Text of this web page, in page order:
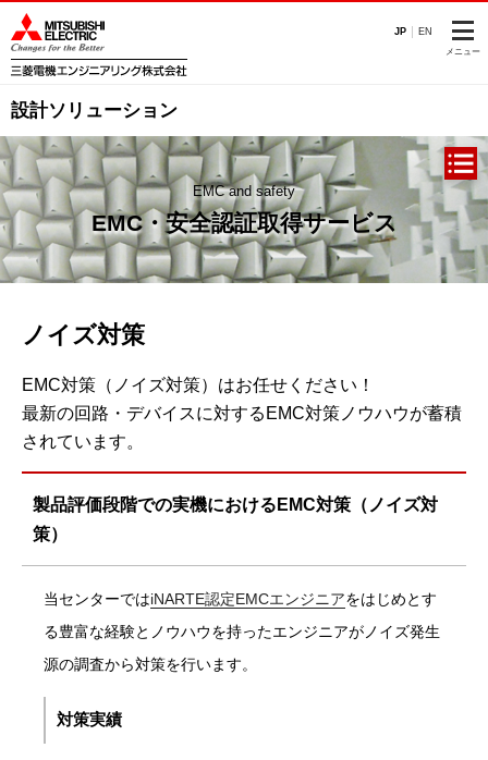
JP EN
メニュー
設計ソリューション
EMC and safety
EMC・安全認証取得サービス
ノイズ対策
EMC対策（ノイズ対策）はお任せください！
最新の回路・デバイスに対するEMC対策ノウハウが蓄積
されています。
製品評価段階での実機におけるEMC対策（ノイズ対
策）
当センターではiNARTE認定EMCエンジニアをはじめとす
る豊富な経験とノウハウを持ったエンジニアがノイズ発生
源の調査から対策を行います。
対策実績